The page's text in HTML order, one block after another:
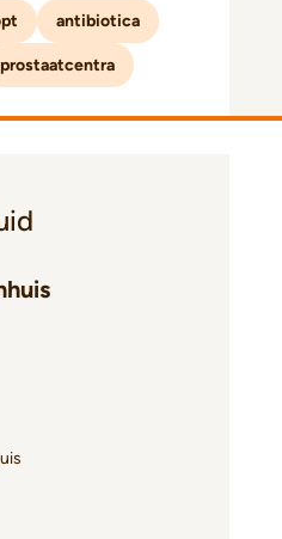
antibiotica
prostaatcentra